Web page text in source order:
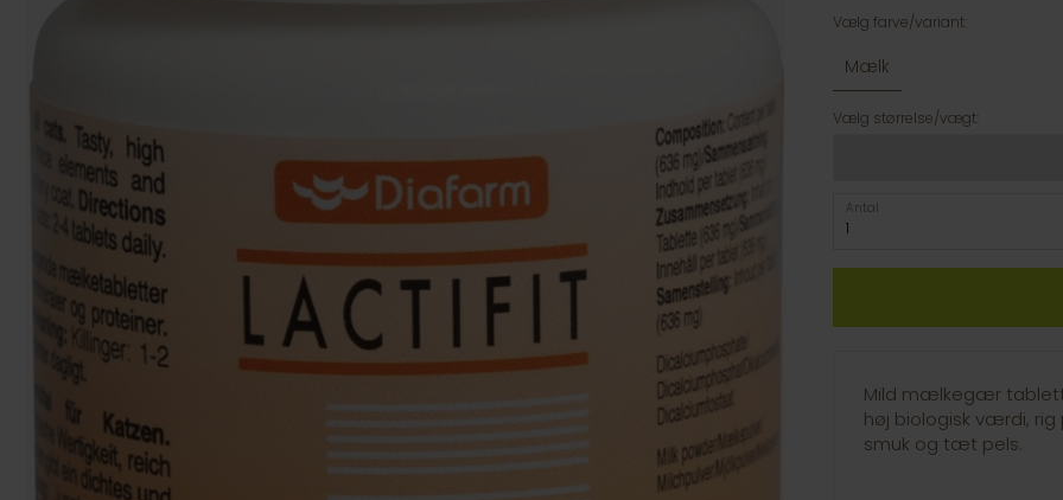
Vælg farve/variant:
Mælk
Vælg størrelse/vægt:
Antal
Mild mælkegær
høj biologisk værdi,
smuk og tæt pels.